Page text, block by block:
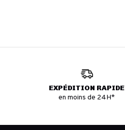
EXPÉDITION RAPIDE
en moins de 24H*